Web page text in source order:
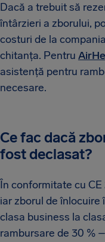
Dacă a trebuit să
întârzieri a zborului,
costuri de la
chitanța. Pentru
asistență pentru
necesare.
Ce fac dacă
fost declasat?
În conformitate cu
iar zborul de înlocuire
clasa business la
rambursare de 30 %